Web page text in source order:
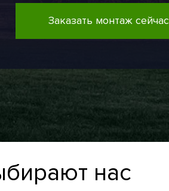
Заказать монтаж сейчас
нас